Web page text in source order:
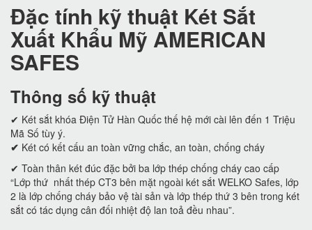
Đặc tính kỹ thuật Két Sắt
Xuất Khẩu Mỹ AMERICAN
SAFES
Thông số kỹ thuật
✔ Két sắt khóa Điện Tử Hàn Quốc thế hệ mới cài lên đến 1 Triệu
Mã Số tùy ý.
✔ Két có kết cấu an toàn vững chắc, an toàn, chống cháy
✔ Toàn thân két đúc đặc bởi ba lớp thép chống cháy cao cấp
“Lớp thứ nhất thép CT3 bên mặt ngoài két sắt WELKO Safes, lớp
2 là lớp chống cháy bảo vệ tài sản và lớp thép thứ 3 bên trong két
sắt có tác dụng cân đối nhiệt độ lan toả đều nhau”.